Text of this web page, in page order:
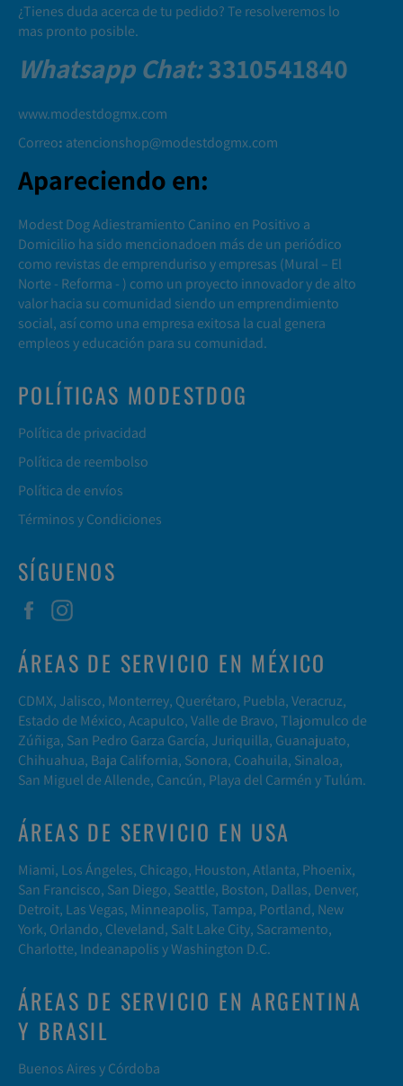
¿Tienes duda acerca de tu pedido? Te resolveremos lo
mas pronto posible.
Whatsapp Chat:3310541840
www.modestdogmx.com
Correo: atencionshop@modestdogmx.com
Apareciendo en:
Modest Dog Adiestramiento Canino en Positivo a
Domicilio ha sido mencionadoen más de un periódico
como revistas de emprenduriso y empresas (Mural – El
Norte - Reforma - ) como un proyecto innovador y de alto
valor hacia su comunidad siendo un emprendimiento
social, así como una empresa exitosa la cual genera
empleos y educación para su comunidad.
POLÍTICAS MODESTDOG
Política de privacidad
Política de reembolso
Política de envíos
Términos y Condiciones
SÍGUENOS
Facebook
ÁREAS DE SERVICIO EN MÉXICO
CDMX, Jalisco, Monterrey, Querétaro, Puebla, Veracruz,
Estado de México, Acapulco, Valle de Bravo, Tlajomulco de
Zúñiga, San Pedro Garza García, Juriquilla, Guanajuato,
Chihuahua, Baja California, Sonora, Coahuila, Sinaloa,
San Miguel de Allende, Cancún, Playa del Carmén y Tulúm.
ÁREAS DE SERVICIO EN USA
Miami, Los Ángeles, Chicago, Houston, Atlanta, Phoenix,
San Francisco, San Diego, Seattle, Boston, Dallas, Denver,
Detroit, Las Vegas, Minneapolis, Tampa, Portland, New
York, Orlando, Cleveland, Salt Lake City, Sacramento,
Charlotte, Indeanapolis y Washington D.C.
ÁREAS DE SERVICIO EN ARGENTINA
Y BRASIL
Buenos Aires y Córdoba